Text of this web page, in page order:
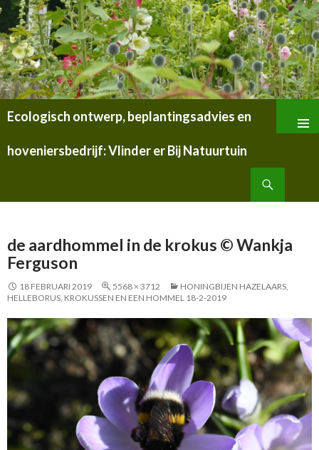
Ecologisch ontwerp, beplantingsadvies en
hoveniersbedrijf: Vlinder er Bij Natuurtuin
NAAR
INHOUD
de aardhommel in de krokus © Wankja
Ferguson
18 FEBRUARI 2019 5568 × 3712
HONINGBIJEN HAZELAARS,
HELLEBORUS, KROKUSSEN EN EEN HOMMEL 18-2-2019